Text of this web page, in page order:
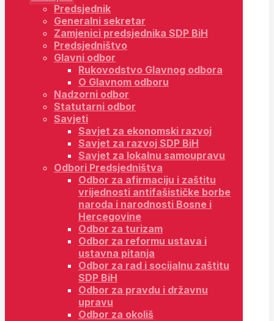
Predsjednik
Generalni sekretar
Zamjenici predsjednika SDP BiH
Predsjedništvo
Glavni odbor
Rukovodstvo Glavnog odbora
O Glavnom odboru
Nadzorni odbor
Statutarni odbor
Savjeti
Savjet za ekonomski razvoj
Savjet za razvoj SDP BiH
Savjet za lokalnu samoupravu
Odbori Predsjedništva
Odbor za afirmaciju i zaštitu
vrijednosti antifašističke borbe
naroda i narodnosti Bosne i
Hercegovine
Odbor za turizam
Odbor za reformu ustava i
ustavna pitanja
Odbor za rad i socijalnu zaštitu
SDP BiH
Odbor za pravdu i državnu
upravu
Odbor za okoliš